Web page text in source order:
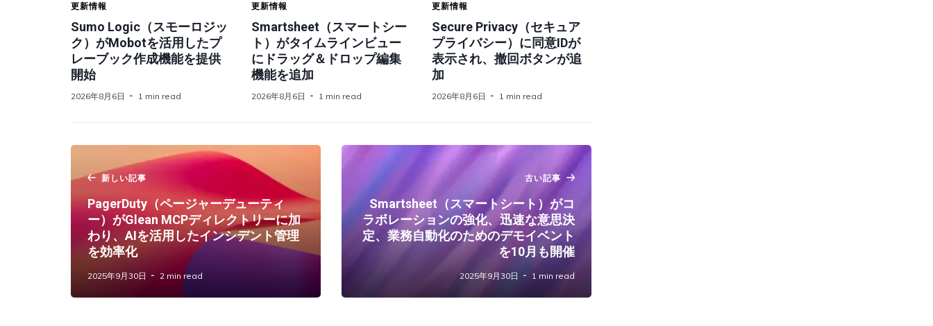
更新情報
Sumo Logic（スモーロジッ
ク）がMobotを活用したプ
レーブック作成機能を提供
開始
2026年8月6日 1 min read
更新情報
Smartsheet（スマートシー
ト）がタイムラインビュー
にドラッグ＆ドロップ編集
機能を追加
2026年8月6日 1 min read
更新情報
Secure Privacy（セキュア
プライバシー）に同意IDが
表示され、撤回ボタンが追
加
2026年8月6日 1 min read
新しい記事
PagerDuty（ページャーデューティ
ー）がGlean MCPディレクトリーに加
わり、AIを活用したインシデント管理
を効率化
2025年9月30日 2 min read
古い記事
Smartsheet（スマートシート）がコ
ラボレーションの強化、迅速な意思決
定、業務自動化のためのデモイベント
を10月も開催
2025年9月30日 1 min read